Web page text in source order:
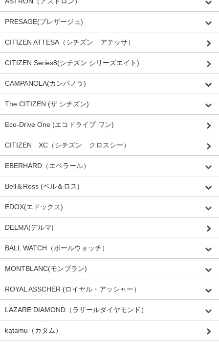
PRESAGE(プレザージュ)
CITIZEN ATTESA（シチズン アテッサ）
CITIZEN Series8(シチズン シリーズエイト)
CAMPANOLA(カンパノラ)
The CITIZEN (ザ シチズン)
Eco-Drive One (エコドライブ ワン)
CITIZEN XC（シチズン クロスシー）
EBERHARD（エベラール）
Bell＆Ross (ベル＆ロス)
EDOX(エドックス)
DELMA(デルマ)
BALL WATCH（ボールウォッチ）
MONTBLANC(モンブラン)
ROYAL ASSCHER (ロイヤル・アッシャー）
LAZARE DIAMOND（ラザールダイヤモンド）
katamu（カタム）